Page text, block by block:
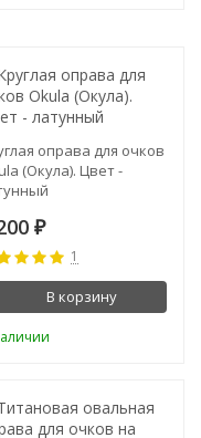
оправа для очков
(Окула). Цвет -
₽
1
В корзину